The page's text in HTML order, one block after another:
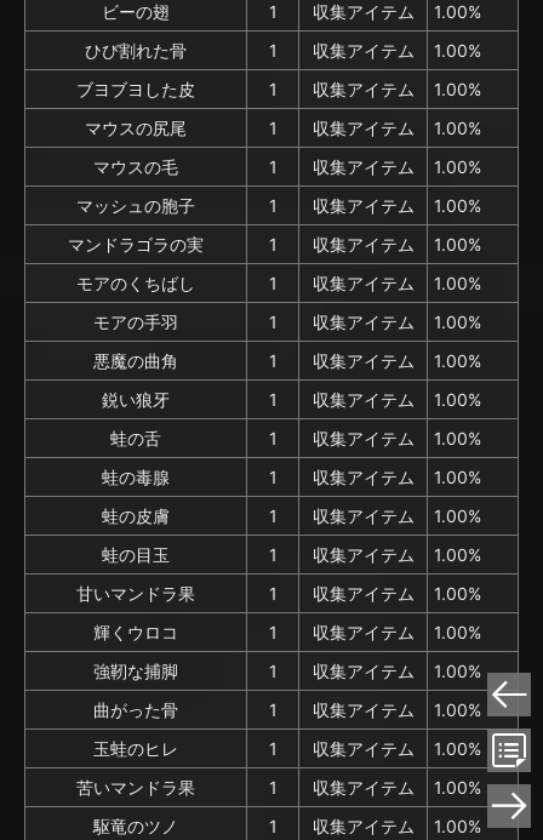
ビーの翅
1 収集アイテム
1.00%
ひび割れた骨
1 収集アイテム
1.00%
ブヨブヨした皮
1 収集アイテム
1.00%
マウスの尻尾
1 収集アイテム
1.00%
マウスの毛
1 収集アイテム
1.00%
マッシュの胞子
1 収集アイテム
1.00%
マンドラゴラの実
1 収集アイテム
1.00%
モアのくちばし
1 収集アイテム
1.00%
モアの手羽
1 収集アイテム
1.00%
悪魔の曲角
1 収集アイテム
1.00%
鋭い狼牙
1 収集アイテム
1.00%
蛙の舌
1 収集アイテム
1.00%
蛙の毒腺
1 収集アイテム
1.00%
蛙の皮膚
1 収集アイテム
1.00%
蛙の目玉
1 収集アイテム
1.00%
甘いマンドラ果
1 収集アイテム
1.00%
輝くウロコ
1 収集アイテム
1.00%
強靭な捕脚
1 収集アイテム
1.00%
曲がった骨
1 収集アイテム
1.00%
玉蛙のヒレ
1 収集アイテム
1.00%
苦いマンドラ果
1 収集アイテム
1.00%
駆竜のツノ
1 収集アイテム 1.00%